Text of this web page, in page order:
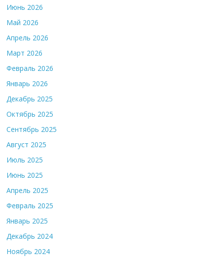
Июнь 2026
Май 2026
Апрель 2026
Март 2026
Февраль 2026
Январь 2026
Декабрь 2025
Октябрь 2025
Сентябрь 2025
Август 2025
Июль 2025
Июнь 2025
Апрель 2025
Февраль 2025
Январь 2025
Декабрь 2024
Ноябрь 2024